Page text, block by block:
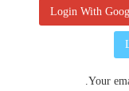
Login With
Your